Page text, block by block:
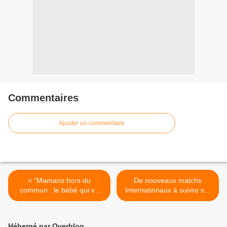
Commentaires
Ajouter un commentaire
< "Mamans hors du
commun : le bébé qui va
révolutionner leur vie" dans
De nouveaux matchs
Internationaux à suivre sur
les antennes CANAL+ >